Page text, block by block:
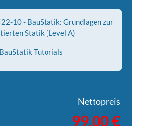
10 - BauStatik: Grundlagen zur
Statik (Level A)
Tutorials
Nettopreis
99,00 €